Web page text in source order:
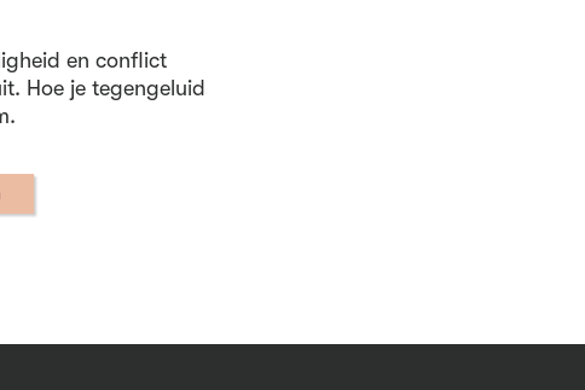
en conflict
Hoe je tegengeluid